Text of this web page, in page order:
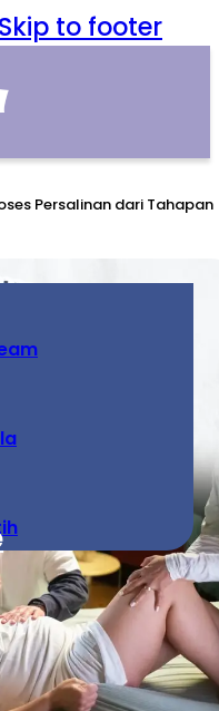
Skip to footer
Persalinan dari Tahapan